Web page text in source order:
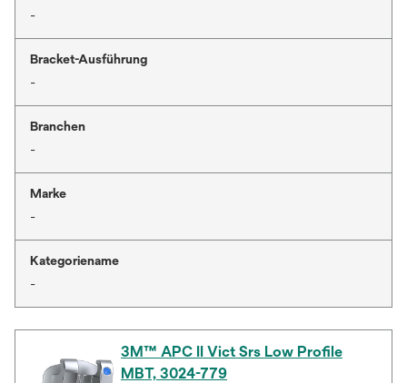
-
Bracket-Ausführung
-
Branchen
-
Marke
-
Kategoriename
-
3M™ APC II Vict Srs Low Profile
MBT, 3024-779